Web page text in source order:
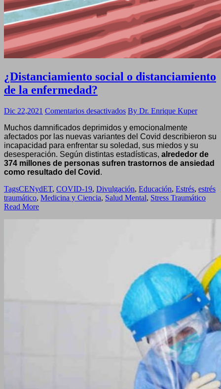
¿Distanciamiento social o distanciamiento
de la enfermedad?
Dic 22,2021 Comentarios desactivadosen
social
o
distanciamiento
de
la
By Dr. Enrique Kuper
Muchos damnificados deprimidos y emocionalmente
afectados por las nuevas variantes del Covid describieron su
incapacidad para enfrentar su soledad, sus miedos y su
desesperación. Según distintas estadísticas, alrededor de
374 millones de personas sufren trastornos de ansiedad
como resultado del Covid .
TagsCENydET, COVID-19, Divulgación, Educación, Estrés, estrés
traumático, Medicina y Ciencia, Salud Mental, Stress Traumático
Read More